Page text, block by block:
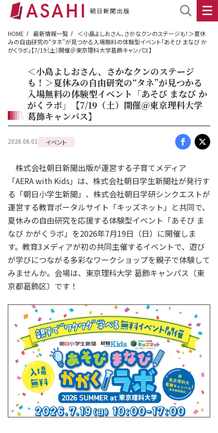
HOME 最新情報一覧
＜小島よしおさん、さかなクンのステージも！＞夏休
みの自由研究の“タネ”が見つかる入場無料の体験型イベント「あそび まなび か
がくラボ」【7/19（土）開催＠東京理科大学葛飾キャンパス】
＜小島よしおさん、さかなクンのステージ
も！＞夏休みの自由研究の“タネ”が見つかる
入場無料の体験型イベント「あそび まなび か
がくラボ」【7/19（土）開催＠東京理科大学
葛飾キャンパス】
2026.06.01 イベント
株式会社朝日新聞出版が運営する子育てメディア
「AERA with Kids」は、株式会社朝日学生新聞社が発行す
る「朝日小学生新聞」、株式会社朝日学研シンクエストが
運営する教育ポータルサイト「キッズネット」と共同で、
夏休みの自由研究を応援する体験型イベント「あそび ま
なび かがくラボ」を2026年7月19日（日）に開催しま
す。教育3メディアが初の共同主催するイベントで、遊び
が学びにつながる多彩なワークショップを親子で体験して
みませんか。会場は、東京理科大学 葛飾キャンパス（東
京都葛飾区）です！